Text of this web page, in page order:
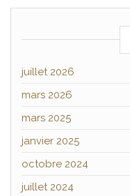
juillet 2026
mars 2026
mars 2025
janvier 2025
octobre 2024
juillet 2024